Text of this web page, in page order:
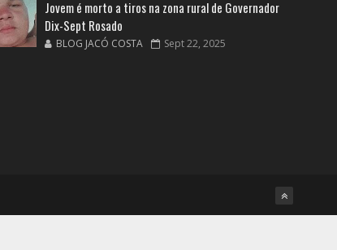
Jovem é morto a tiros na zona rural de Governador
Dix-Sept Rosado
BLOG JACÓ COSTA Sept 22, 2025